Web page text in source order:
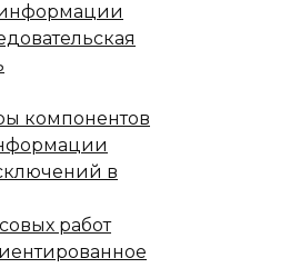
компонентов
в
работ